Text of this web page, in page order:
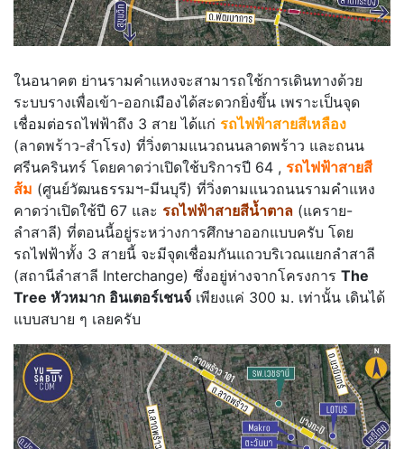
ในอนาคต ย่านรามคำแหงจะสามารถใช้การเดินทางด้วย
ระบบรางเพื่อเข้า-ออกเมืองได้สะดวกยิ่งขึ้น เพราะเป็นจุด
เชื่อมต่อรถไฟฟ้าถึง 3 สาย ได้แก่ รถไฟฟ้าสายสีเหลือง
(ลาดพร้าว-สำโรง) ที่วิ่งตามแนวถนนลาดพร้าว และถนน
ศรีนครินทร์ โดยคาดว่าเปิดใช้บริการปี 64 , รถไฟฟ้าสายสี
ส้ม (ศูนย์วัฒนธรรมฯ-มีนบุรี) ที่วิ่งตามแนวถนนรามคำแหง
คาดว่าเปิดใช้ปี 67 และ รถไฟฟ้าสายสีน้ำตาล (แคราย-
ลำสาลี) ที่ตอนนี้อยู่ระหว่างการศึกษาออกแบบครับ โดย
รถไฟฟ้าทั้ง 3 สายนี้ จะมีจุดเชื่อมกันแถวบริเวณแยกลำสาลี
(สถานีลำสาลี Interchange) ซึ่งอยู่ห่างจากโครงการ The
Tree หัวหมาก อินเตอร์เชนจ์ เพียงแค่ 300 ม. เท่านั้น เดินได้
แบบสบาย ๆ เลยครับ